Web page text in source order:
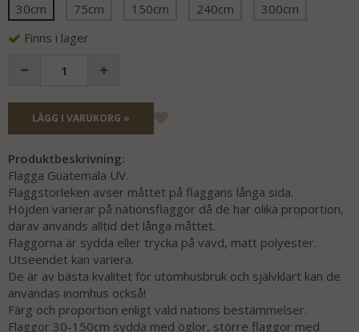
30cm 75cm 150cm 240cm
300cm
Finns i lager
LÄGG I VARUKORG »
Produktbeskrivning:
Flagga Guatemala UV.
Flaggstorleken avser måttet på flaggans långa sida.
Höjden varierar på nationsflaggor då de har olika proportion,
därav används alltid det långa måttet.
Flaggorna är sydda eller trycka på vävd, matt polyester.
Utseendet kan variera.
De är av bästa kvalitet för utomhusbruk och självklart kan de
användas inomhus också!
Färg och proportion enligt vald nations bestämmelser.
Flaggor 30-150cm sydda med öglor, större flaggor med